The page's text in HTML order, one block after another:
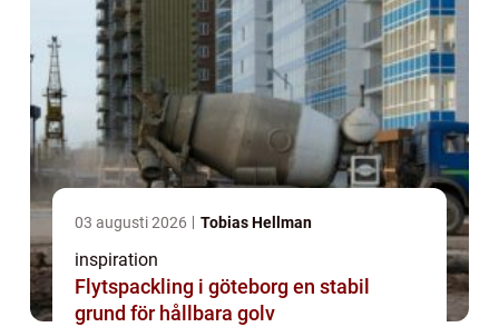
03 augusti 2026 Tobias Hellman
inspiration
Flytspackling i göteborg en stabil
grund för hållbara golv